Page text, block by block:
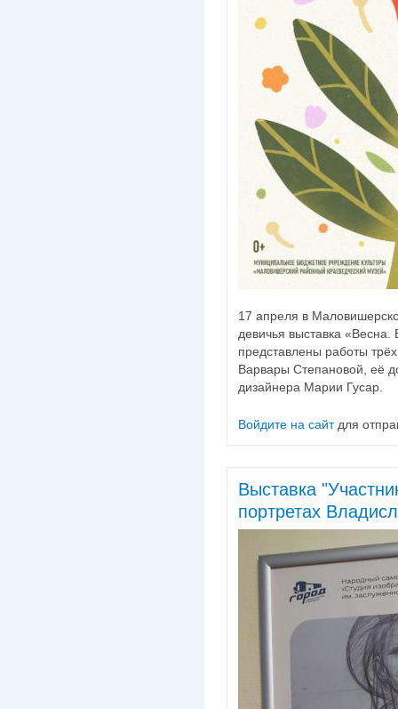
17 апреля в
девичья выставка «Весна.
представлены работы
Варвары Степановой, её
дизайнера Марии Гусар.
Войдите на сайтдля
Выставка
портретах